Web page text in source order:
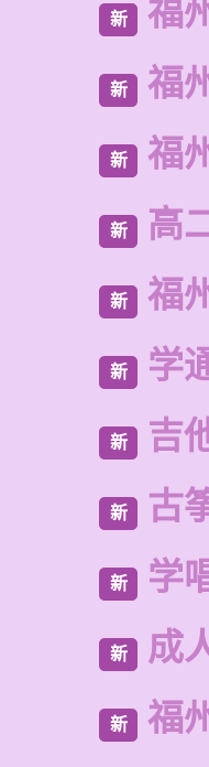
新 福
新 福
新 福
新 高
新 福
新 学
新 吉
新 古
新 学
新 成
新 福